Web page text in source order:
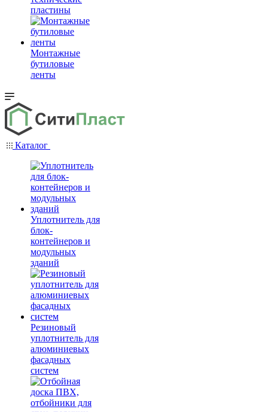
пластины
Монтажные
бутиловые
ленты
Каталог
Уплотнитель для
блок-
контейнеров и
модульных
зданий
Резиновый
уплотнитель для
алюминиевых
фасадных
систем